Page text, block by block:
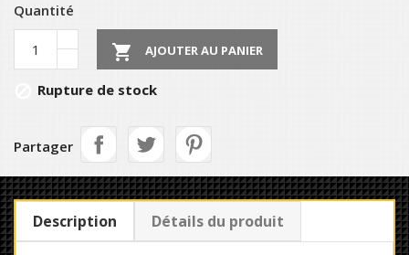
Quantité
 AJOUTER AU PANIER
Rupture de stock
Partager
Description Détails du produit